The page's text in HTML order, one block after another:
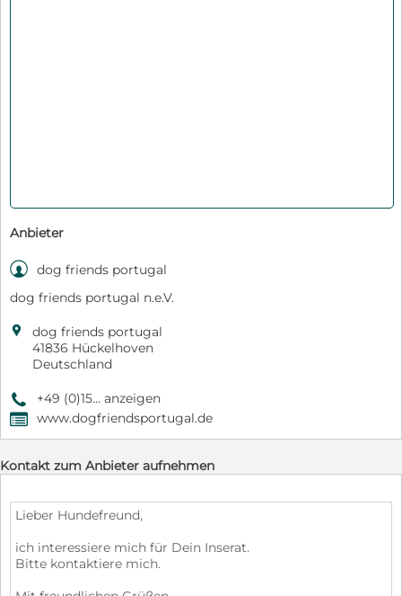
Anbieter
 dog friends portugal
dog friends portugal n.e.V.

dog friends portugal
41836 Hückelhoven
Deutschland
9 +49 (0)15... anzeigen
, www.dogfriendsportugal.de
Kontakt zum Anbieter aufnehmen